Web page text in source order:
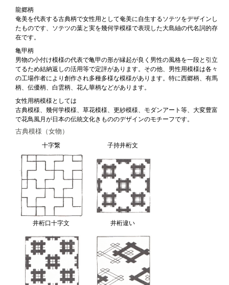
龍郷柄
奄美を代表する古典柄で女性用として奄美に自生するソテツをデザインし
たものです、ソテツの葉と実を幾何学模様で表現した大島紬の代名詞的存
在です。
亀甲柄
男物の小付け模様の代表で亀甲の形が縁起が良く男性の風格を一段と引立
てるため結納返しの活用等で定評があります。その他、男性用模様は各々
の工場作者により創作され多種多様な模様があります。特に西郷柄、有馬
柄、伝優柄、白雲柄、花ん華柄などがあります。
女性用柄模様としては
古典模様、幾何学模様、草花模様、更紗模様、モダンアート等、大変豊富
で花鳥風月が日本の伝統文化きもののデザインのモチーフです。
古典模様（女物）
十字繋 子持井桁文
井桁口十字文 井桁違い